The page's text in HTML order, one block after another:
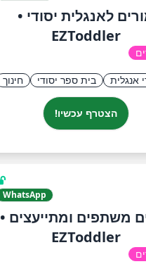
לאנגלית יסודי •
EZToddler
אנגלית בית ספר יסודי חינוך
הצטרף עכשיו!
WhatsApp
משתפים ומתייעצים •
EZToddler